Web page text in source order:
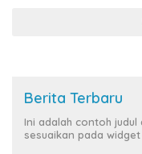
Berita Terbaru
Ini adalah contoh
sesuaikan pada widget